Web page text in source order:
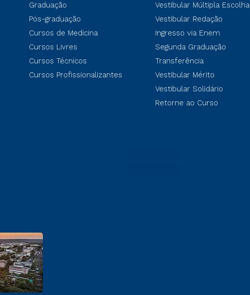
Graduação
Pós-graduação
Cursos de Medicina
Cursos Livres
Cursos Técnicos
Cursos Profissionalizantes
Vestibular Múltipla Escolha
Vestibular Redação
Ingresso via Enem
Segunda Graduação
Transferência
Vestibular Mérito
Vestibular Solidário
Retorne ao Curso